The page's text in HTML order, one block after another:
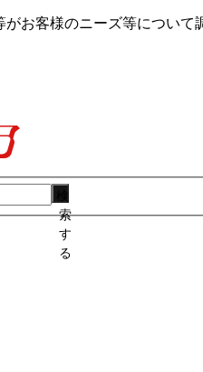
お客様のニーズ等につい
索
す
る